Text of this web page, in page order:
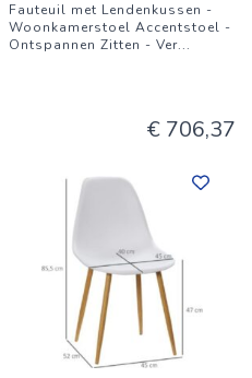
Fauteuil met Lendenkussen -
Woonkamerstoel Accentstoel -
Ontspannen Zitten - Ver...
€ 706,37